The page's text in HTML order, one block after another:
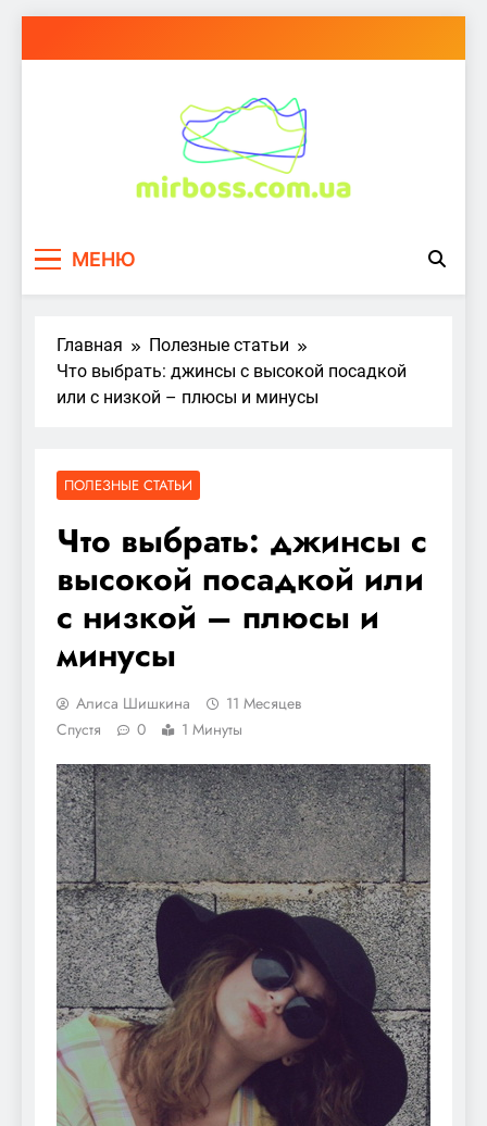
МЕНЮ
Главная
Полезные статьи
Что выбрать: джинсы с высокой посадкой
или с низкой – плюсы и минусы
ПОЛЕЗНЫЕ СТАТЬИ
Что выбрать: джинсы с
высокой посадкой или
с низкой – плюсы и
минусы
Алиса Шишкина
11 Месяцев
Спустя
0 1 Минуты